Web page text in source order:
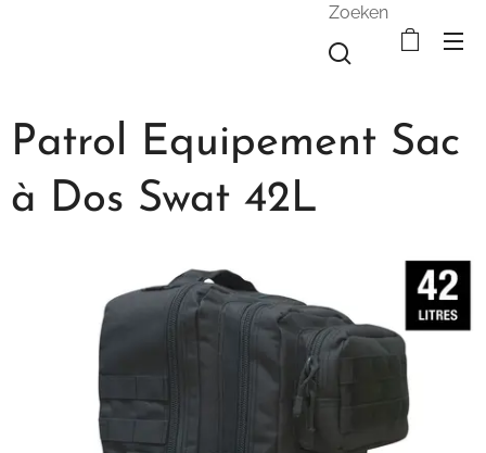
Zoeken
Patrol Equipement Sac
à Dos Swat 42L